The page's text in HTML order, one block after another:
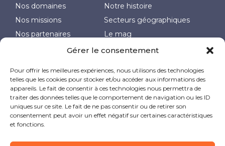
Gérer le consentement
Pour offrir les meilleures expériences, nous utilisons des technologies
telles que les cookies pour stocker et/ou accéder aux informations des
appareils. Le fait de consentir à ces technologies nous permettra de
traiter des données telles que le comportement de navigation ou les ID
uniques sur ce site. Le fait de ne pas consentir ou de retirer son
consentement peut avoir un effet négatif sur certaines caractéristiques
et fonctions.
Nos domaines
Nos missions
Nos partenaires
Notre histoire
Secteurs géographiques
Le mag
Politique de cookies (UE)
Nos actualités